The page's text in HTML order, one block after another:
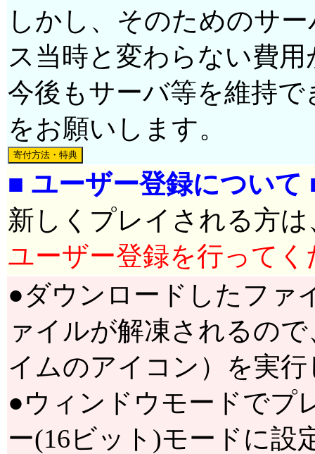
しかし、そのためのサ
ス当時と変わらない費
今後もサーバ等を維持
をお願いします。
■ ユーザー登録について
新しくプレイされる方は
ユーザー登録を行ってく
●ダウンロードしたファ
ァイルが解凍されるので
イムのアイコン）を実
●ウィンドウモードでプ
ー(16ビット)モードに設